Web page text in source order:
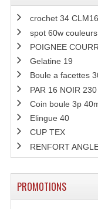
Flight
crochet 34 CLM16
spot 60w couleurs
POIGNEE
Gelatine 19
Boule a facettes
PAR 16 NOIR
Coin boule 3p
Elingue 40
CUP TEX
RENFORT
PROMOTIONS